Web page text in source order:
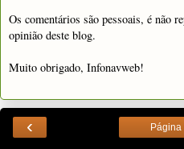
Os comentários são pessoais, é não
opinião deste blog.
Muito obrigado, Infonavweb!
‹ Página